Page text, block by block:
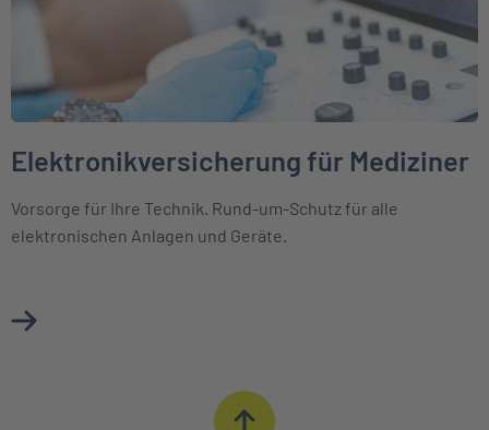
Elektronikversicherung für Mediziner
Vorsorge für Ihre Technik. Rund-um-Schutz für alle
elektronischen Anlagen und Geräte.
Mehr über Elektronikversicherung für Mediziner erfahren